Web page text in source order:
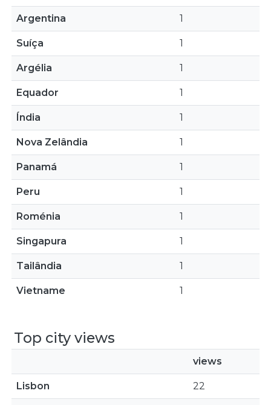
Argentina 1
Suíça 1
Argélia 1
Equador 1
Índia 1
Nova Zelândia 1
Panamá 1
Peru 1
Roménia 1
Singapura 1
Tailândia 1
Vietname 1
Top city views
views
Lisbon 22